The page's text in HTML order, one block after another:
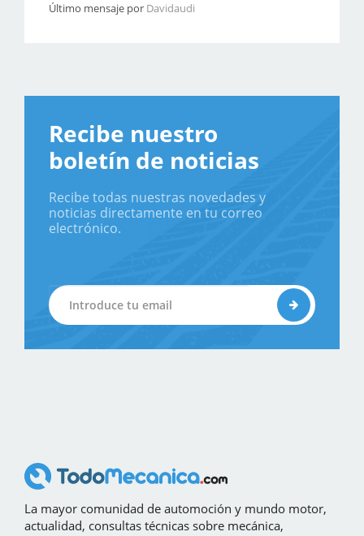
Último mensaje por Davidaudi
Recibe nuestro
boletín de noticias
Recibe todas nuestras novedades y
noticias directamente en tu correo
electrónico.
La mayor comunidad de automoción y mundo motor,
actualidad, consultas técnicas sobre mecánica,